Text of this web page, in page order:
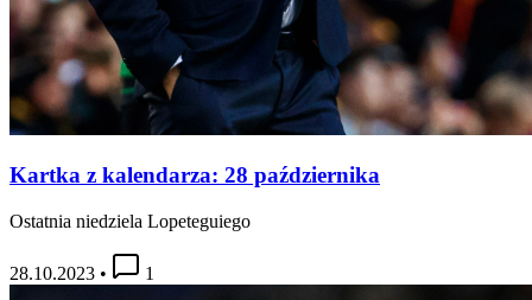
Kartka z kalendarza: 28 października
Ostatnia niedziela Lopeteguiego
28.10.2023 • 1